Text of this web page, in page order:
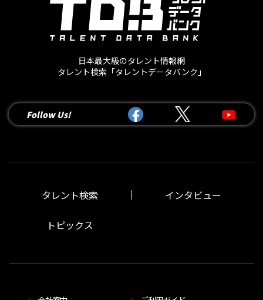
日本最大級のタレント情報網
タレント検索「タレントデータバンク」
Follow Us!
タレント検索 インタビュー
トピックス